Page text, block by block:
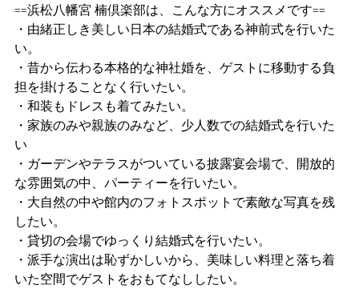
==浜松八幡宮 楠倶楽部は、こんな方にオススメです==
・由緒正しき美しい日本の結婚式である神前式を行いた
い。
・昔から伝わる本格的な神社婚を、ゲストに移動する負
担を掛けることなく行いたい。
・和装もドレスも着てみたい。
・家族のみや親族のみなど、少人数での結婚式を行いた
い
・ガーデンやテラスがついている披露宴会場で、開放的
な雰囲気の中、パーティーを行いたい。
・大自然の中や館内のフォトスポットで素敵な写真を残
したい。
・貸切の会場でゆっくり結婚式を行いたい。
・派手な演出は恥ずかしいから、美味しい料理と落ち着
いた空間でゲストをおもてなししたい。